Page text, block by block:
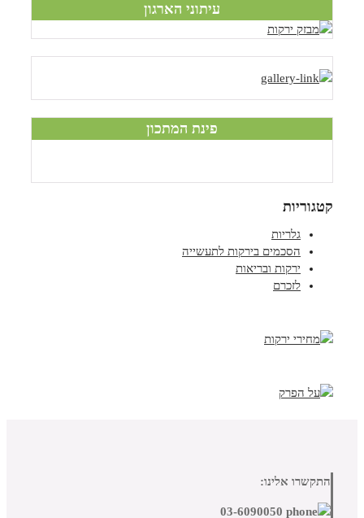
עיתוני הארגון
פינת המתכון
קטגוריות
גלריות
הסכמים בירקות לתעשייה
ירקות ובריאות
לזכרם
התקשרו אלינו: